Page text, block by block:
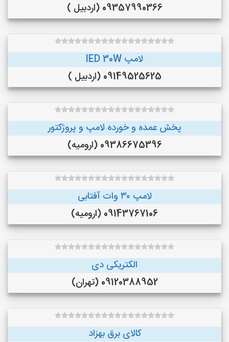
09357990366 (اردبیل )
لامپ lED 30W
09149525625 (اردبیل )
پخش عمده و خورده لامپ و پروژکتور
09386675396 (ارومیه)
لامپ ۳۰ وات آفتابی
09143767106 (ارومیه)
الکتریکی دی
09120388952 (تهران)
کالای برق بهزاد